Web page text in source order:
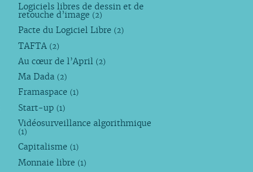
Logiciels libres de dessin et de
retouche d’image (2)
Pacte du Logiciel Libre (2)
TAFTA (2)
Au cœur de l’April (2)
Ma Dada (2)
Framaspace (1)
Start-up (1)
Vidéosurveillance algorithmique
(1)
Capitalisme (1)
Monnaie libre (1)